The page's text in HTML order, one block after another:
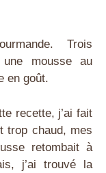
Trois
une mousse au
en goût.
recette, j’ai fait
trop chaud, mes
retombait à
j’ai trouvé la